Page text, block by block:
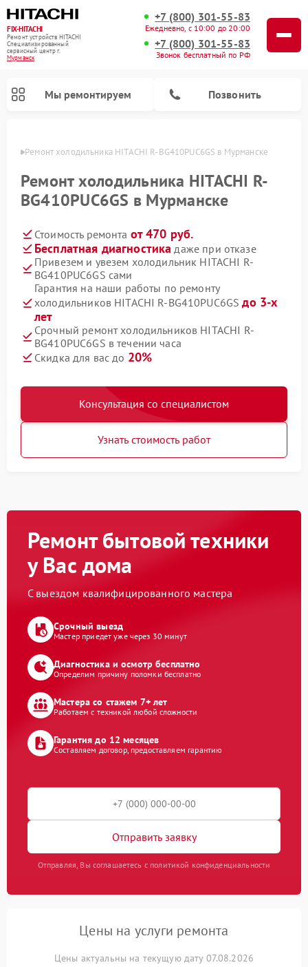
FIX-HITACHI
Ремонт устройств HITACHI
Специализированный
cервисный центр г.
Мурманск
+7 (800) 301-55-83
Ежедневно, с 10:00 до 20:00
+7 (800) 301-55-83
Звонок бесплатный по РФ
Мы ремонтируем Позвонить
Ремонт холодильника HITACHI R-BG410PUC6GS в Мурманске
Ремонт холодильника HITACHI R-
BG410PUC6GS в Мурманске
Стоимость ремонта от 470 руб.
Бесплатная диагностика даже при отказе
Привезем и увезем холодильник HITACHI R-
BG410PUC6GS сами
Гарантия на наши работы по ремонту
холодильников HITACHI R-BG410PUC6GSдо 3-х
лет
Срочный ремонт холодильников HITACHI R-
BG410PUC6GS в течении часа
Скидка для вас до 20%
Консультация со специалистом
Узнать стоимость работ
Ремонт бытовой техники
у Вас дома
С выездом квалифицированного мастера
Срочный выезд
Мастер приедет уже через 30 минут
Диагностика и осмотр бесплатно
Определим причину поломки бесплатно
Мастера со стажем 7+ лет
Работаем с техникой любой сложности
Гарантия до 12 месяцев
Составляем договор, предоставляем гарантию
Отправить заявку
Отправляя, Вы соглашаетесь с политикой конфиденциальности
Цены на услуги ремонта
Цены актуальны на текущую дату 07.08.2026